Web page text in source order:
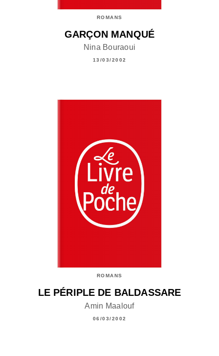
ROMANS
GARÇON MANQUÉ
Nina Bouraoui
13/03/2002
ROMANS
LE PÉRIPLE DE BALDASSARE
Amin Maalouf
06/03/2002